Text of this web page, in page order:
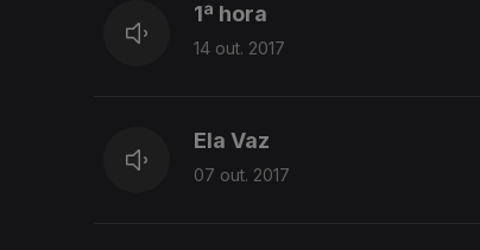
1ª hora
14 out. 2017
Ela Vaz
07 out. 2017